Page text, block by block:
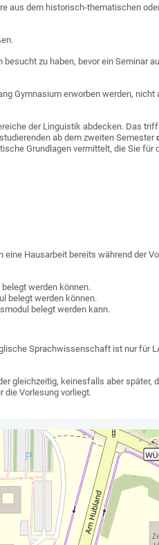
aus dem historisch-thematischen
zu haben, bevor ein Seminar
Gymnasium erworben werden, nicht
der Linguistik abdecken. Das
ab dem zweiten Semester
Grundlagen vermittelt, die Sie für
Hausarbeit bereits während der
werden können.
belegt werden können.
belegt werden kann.
Sprachwissenschaft ist nur für
gleichzeitig, keinesfalls aber später,
die Vorlesung vorliegt.